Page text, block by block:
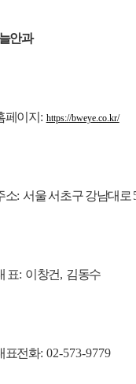
안과
페이지 : https://bweye.co.kr/
소:서울 서초구 강남대로
표: 이창건, 김동수
표전화: 02-573-9779